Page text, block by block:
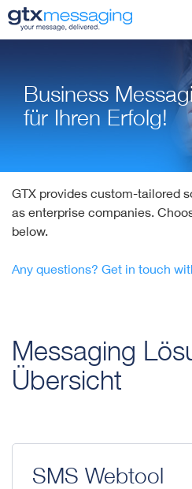
Skip
to
Business
für Ihren Erfolg!
GTX provides custom-tailored
as enterprise companies.
below.
Any questions? Get in touch
Messaging
Übersicht
SMS Webtool